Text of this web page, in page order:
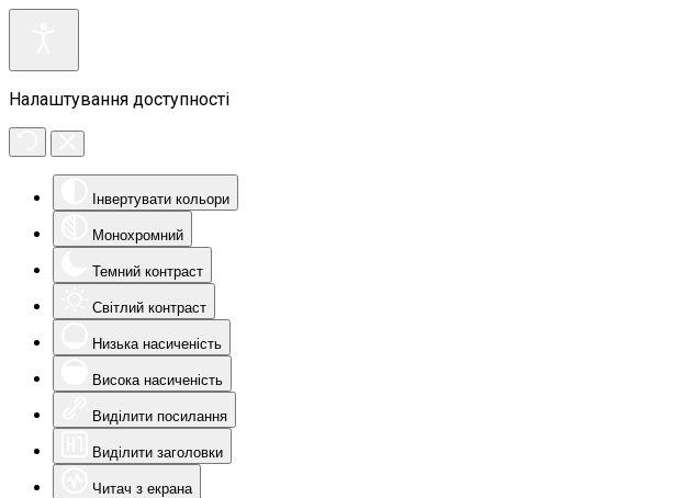
Налаштування доступності
Інвертувати кольори
Монохромний
Темний контраст
Світлий контраст
Низька насиченість
Висока насиченість
Виділити посилання
Виділити заголовки
Читач з екрана